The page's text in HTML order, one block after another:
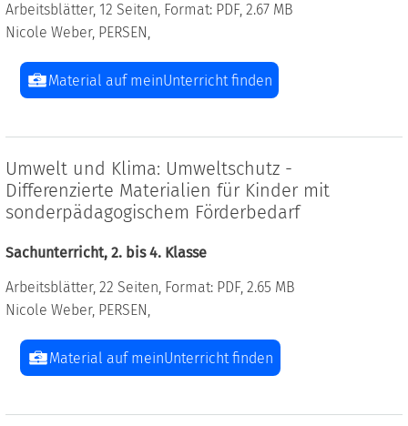
Arbeitsblätter, 12 Seiten, Format: PDF, 2.67 MB
Nicole Weber, PERSEN,
Material auf meinUnterricht finden
Umwelt und Klima: Umweltschutz -
Differenzierte Materialien für Kinder mit
sonderpädagogischem Förderbedarf
Sachunterricht, 2. bis 4. Klasse
Arbeitsblätter, 22 Seiten, Format: PDF, 2.65 MB
Nicole Weber, PERSEN,
Material auf meinUnterricht finden